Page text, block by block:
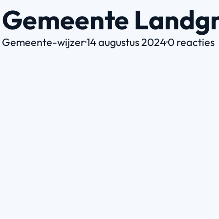
Gemeente
Gemeente-wijzer·14 augustus 2024·0 reacties